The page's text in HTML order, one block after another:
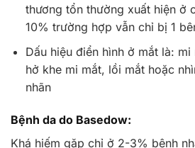
thương tổn thường xuất hiện ở
10% trường hợp vẫn chỉ bị 1
Dấu hiệu điển hình ở mắt là:
hở khe mi mắt, lồi mắt hoặc
nhãn
Bệnh da do Basedow:
Khá hiếm gặp chỉ ở 2-3% bệnh